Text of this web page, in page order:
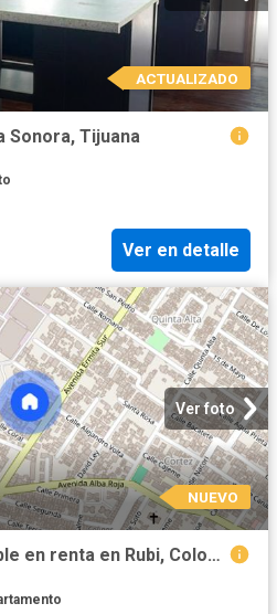
ACTUALIZADO
Sonora, Tijuana
Ver en detalle
Ver foto
NUEVO
Departamento disponible en renta en Rubi, Colonia San Carlos, C.P. 22106